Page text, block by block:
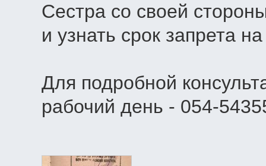
Сестра со своей
и узнать срок запрета
Для подробной
рабочий день - 054-